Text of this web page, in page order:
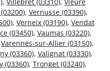
, Vernusse (03390),
, Verneix (03190), Vendat
(03450), Vaumas (03220),
Varennes-sur-Allier (03150),
(03360), Valignat (03330),
(03360), Tronget (03240),